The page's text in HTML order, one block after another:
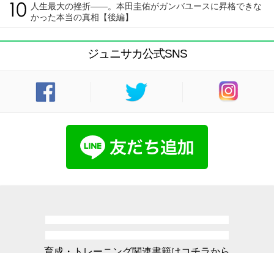
人生最大の挫折――。本田圭佑がガンバユースに昇格できな
かった本当の真相【後編】
ジュニサカ公式SNS